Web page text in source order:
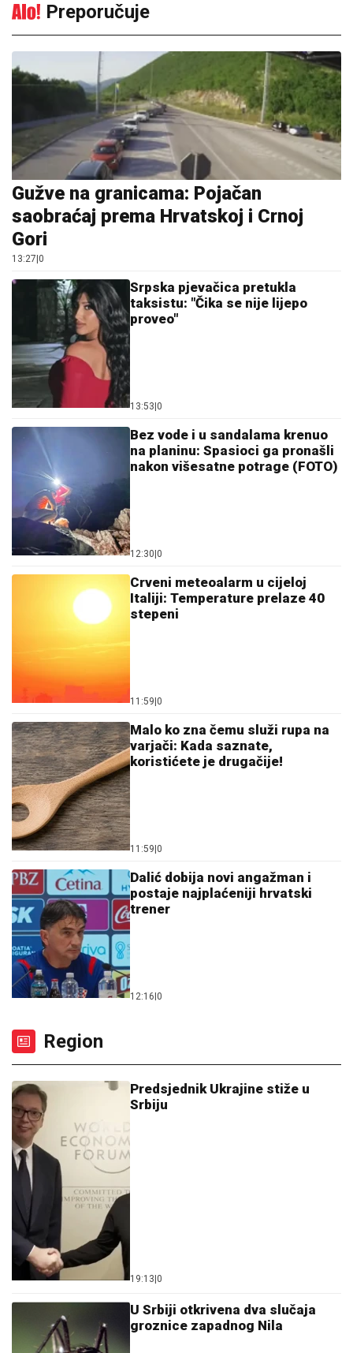
Preporučuje
Gužve na granicama: Pojačan
saobraćaj prema Hrvatskoj i Crnoj
Gori
13:27 0
Srpska pjevačica pretukla
taksistu: "Čika se nije lijepo
proveo"
13:53 0
Bez vode i u sandalama krenuo
na planinu: Spasioci ga pronašli
nakon višesatne potrage (FOTO)
12:30 0
Crveni meteoalarm u cijeloj
Italiji: Temperature prelaze 40
stepeni
11:59 0
Malo ko zna čemu služi rupa na
varjači: Kada saznate,
koristićete je drugačije!
11:59 0
Dalić dobija novi angažman i
postaje najplaćeniji hrvatski
trener
12:16 0
Region
Predsjednik Ukrajine stiže u
Srbiju
19:13 0
U Srbiji otkrivena dva slučaja
groznice zapadnog Nila